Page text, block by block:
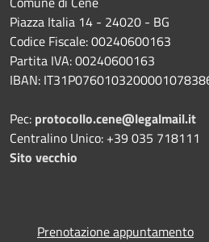
Piazza Italia 14 - 24020 - BG
Codice Fiscale: 00240600163
Partita IVA: 00240600163
IBAN:
Pec: protocollo.cene@legalmail.it
Centralino Unico: +39 035 718111
Sito vecchio
Prenotazione appuntamento